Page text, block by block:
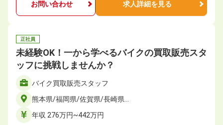
お問い合わせ 求人詳細を見る
正社員
未経験OK！一から学べるバイクの買取販売スタ
ッフに挑戦しませんか？
バイク買取販売スタッフ
熊本県/福岡県/佐賀県/長崎県…
年収 276万円~442万円